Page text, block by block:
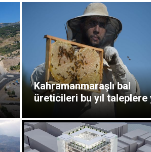
Kahramanmaraşlı bal
üreticileri bu yıl taleplere